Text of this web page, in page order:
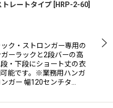
トレートタイプ
HRP-2-60
ク・ストロンガー専用の
ーラックと2段バーの高
・下段にショート丈の衣
能です。※業務用ハンガ
ガー 幅120センチタ…